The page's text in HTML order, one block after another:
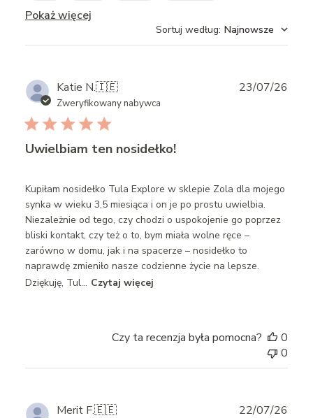
Pokaż więcej
Sortuj według: Najnowsze
Katie N.🇮🇪
Zweryfikowany nabywca
Uwielbiam ten nosidełko!
Kupiłam nosidełko Tula Explore w sklepie Zola dla mojego
synka w wieku 3,5 miesiąca i on je po prostu uwielbia.
Niezależnie od tego, czy chodzi o uspokojenie go poprzez
bliski kontakt, czy też o to, bym miała wolne ręce –
zarówno w domu, jak i na spacerze – nosidełko to
naprawdę zmieniło nasze codzienne życie na lepsze.
Dziękuję, Tul... Czytaj więcej
23/07/26
Czy ta recenzja była pomocna?
0
0
Merit F.🇪🇪 22/07/26